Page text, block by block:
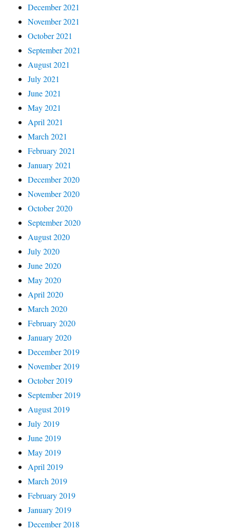
December 2021
November 2021
October 2021
September 2021
August 2021
July 2021
June 2021
May 2021
April 2021
March 2021
February 2021
January 2021
December 2020
November 2020
October 2020
September 2020
August 2020
July 2020
June 2020
May 2020
April 2020
March 2020
February 2020
January 2020
December 2019
November 2019
October 2019
September 2019
August 2019
July 2019
June 2019
May 2019
April 2019
March 2019
February 2019
January 2019
December 2018